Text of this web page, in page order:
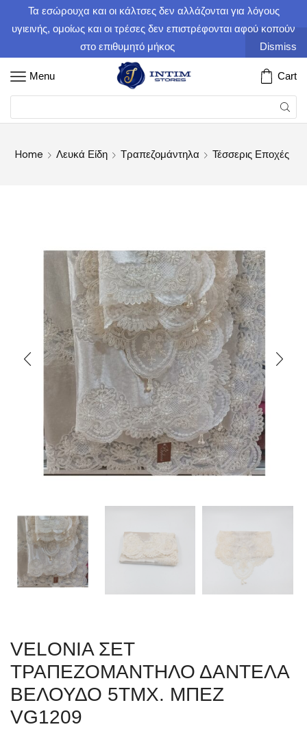
Τα εσώρουχα και οι κάλτσες δεν αλλάζονται για λόγους
υγιεινής, ομοίως και οι τρέσες δεν επιστρέφονται αφού κοπούν
στο επιθυμητό μήκος
Dismiss
Menu Cart
Home Λευκά Είδη Τραπεζομάντηλα Τέσσερις Εποχές
VELONIA ΣΕΤ
ΤΡΑΠΕΖΟΜΑΝΤΗΛΟ ΔΑΝΤΕΛΑ
ΒΕΛΟΥΔΟ 5ΤΜΧ. ΜΠΕΖ
VG1209